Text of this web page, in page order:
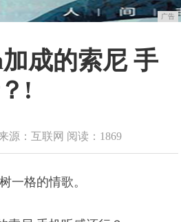
广告
成的索尼 手
!
源：互联网 阅读：1869
一格的情歌。